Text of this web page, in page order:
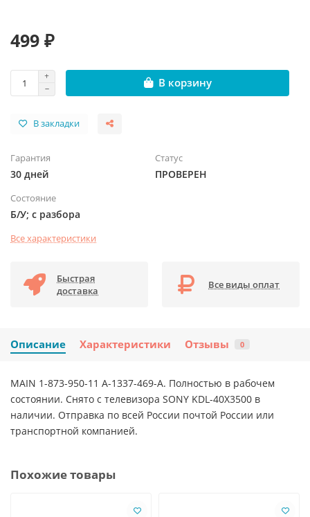
499 ₽
В корзину
В закладки
Гарантия
30 дней
Статус
ПРОВЕРЕН
Состояние
Б/У; с разбора
Все характеристики
Быстрая
доставка
Все виды оплат
Описание Характеристики Отзывы 0
MAIN 1-873-950-11 A-1337-469-A. Полностью в рабочем
состоянии. Снято с телевизора SONY KDL-40X3500 в
наличии. Отправка по всей России почтой России или
транспортной компанией.
Похожие товары